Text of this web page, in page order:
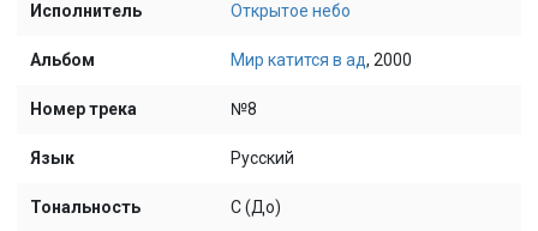
Исполнитель Открытое небо
Альбом Мир катится в ад, 2000
Номер трека №8
Язык Русский
Тональность C (До)